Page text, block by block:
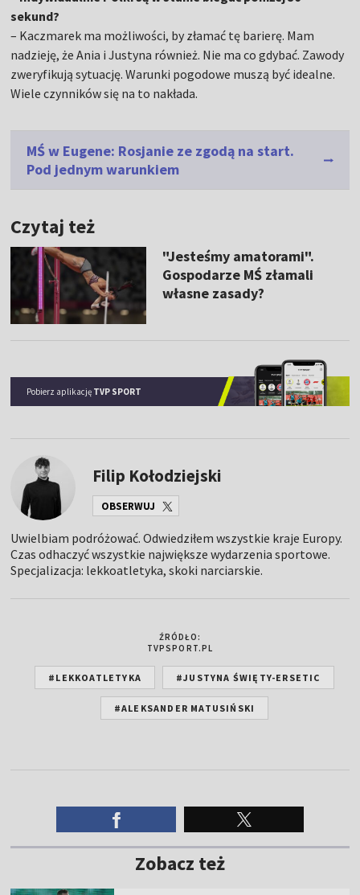
sekund?
– Kaczmarek ma możliwości, by złamać tę barierę. Mam
nadzieję, że Ania i Justyna również. Nie ma co gdybać. Zawody
zweryfikują sytuację. Warunki pogodowe muszą być idealne.
Wiele czynników się na to nakłada.
MŚ w Eugene: Rosjanie ze zgodą na start.
Pod jednym warunkiem
Czytaj też
"Jesteśmy amatorami".
Gospodarze MŚ złamali
własne zasady?
Pobierz aplikację TVP SPORT
Filip Kołodziejski
OBSERWUJ
Uwielbiam podróżować. Odwiedziłem wszystkie kraje Europy.
Czas odhaczyć wszystkie największe wydarzenia sportowe.
Specjalizacja: lekkoatletyka, skoki narciarskie.
ŹRÓDŁO:
TVPSPORT.PL
#LEKKOATLETYKA #JUSTYNA ŚWIĘTY-ERSETIC
#ALEKSANDER MATUSIŃSKI
Zobacz też